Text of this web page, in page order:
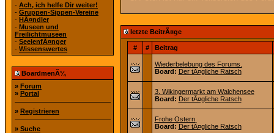
- Ach, ich helfe Dir weiter!
- Gruppen-Sippen-Vereine
- HÃ¤ndler
- Museen und
Freilichtmuseen
- SeelenfÃ¤nger
- Wissenswertes
BoardmenÃ¼
» Forum
» Portal
» Registrieren
» Suche
letzte BeitrÃ¤ge
# # Beitrag
Wiederbelebung des Forums.
Board: Der tÃ¤gliche Ratsch
3. Wikingermarkt am Walchensee
Board: Der tÃ¤gliche Ratsch
Frohe Ostern
Board: Der tÃ¤gliche Ratsch